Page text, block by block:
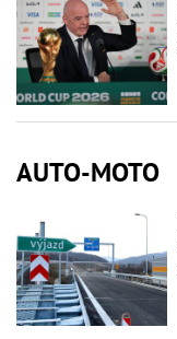
AUTO-MOTO